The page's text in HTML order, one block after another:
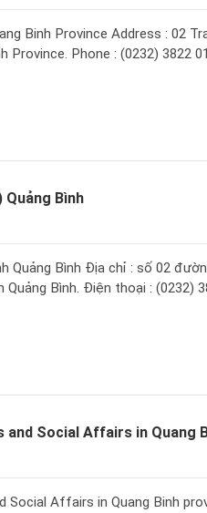
Binh Province Address : 02
Province. Phone : (0232) 3822
Quảng Bình
Quảng Bình Địa chỉ : số 02
Bình. Điện thoại : (0232)
and Social Affairs in Quang
Social Affairs in Quang Binh